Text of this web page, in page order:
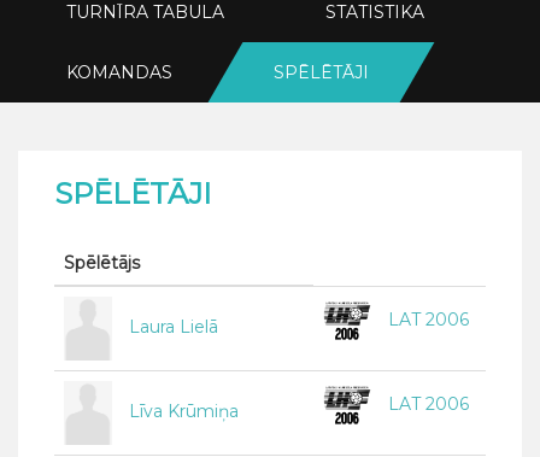
TURNĪRA TABULA STATISTIKA
KOMANDAS SPĒLĒTĀJI
SPĒLĒTĀJI
Spēlētājs
Laura Lielā LAT 2006
Līva Krūmiņa LAT 2006